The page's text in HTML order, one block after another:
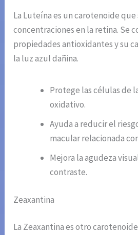
La Luteína es un carotenoide
concentraciones en la retina. Se
propiedades antioxidantes y su
la luz azul dañina.
Protege las células de
oxidativo.
Ayuda a reducir el
macular relacionada
Mejora la agudeza
contraste.
Zeaxantina
La Zeaxantina es otro